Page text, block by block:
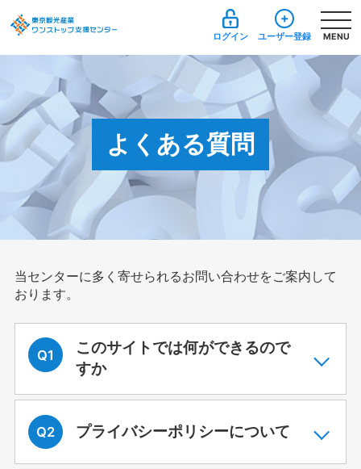
ログイン ユーザー登録 MENU
よくある質問
当センターに多く寄せられるお問い合わせをご案内して
おります。
このサイトでは何ができるので
すか
プライバシーポリシーについて